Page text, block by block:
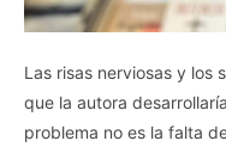
Las risas nerviosas y los
que la autora
problema no es la falta